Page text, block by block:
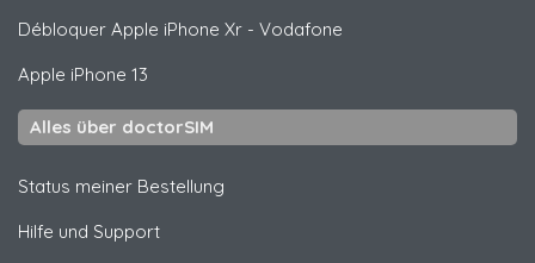
Débloquer Apple iPhone Xr - Vodafone
Apple iPhone 13
Alles über doctorSIM
Status meiner Bestellung
Hilfe und Support